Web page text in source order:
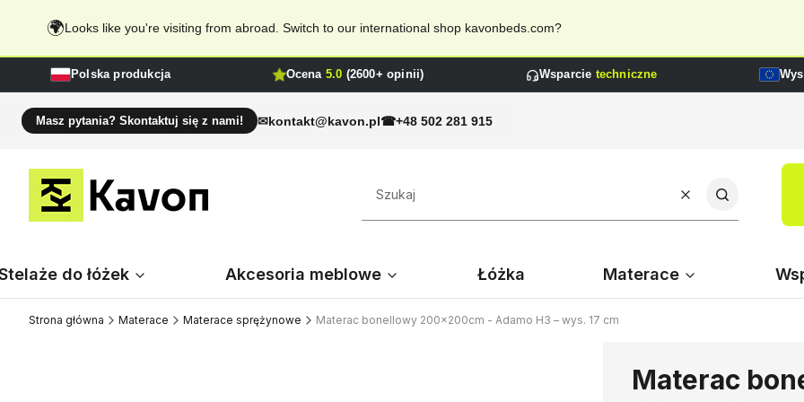
🌍Looks like you're visiting from abroad. Switch to our international shop kavonbeds.com?
Polska produkcja Ocena 5.0 (2600+ opinii) Wsparcie techniczne
Masz pytania? Skontaktuj się z nami! kontakt@kavon.pl +48 502 281 915
WyczyśćSzukaj
do łóżek Akcesoria meblowe Łóżka Materace
Strona główna Materace Materace sprężynowe Materac bonellowy 200x200cm - Adamo H3 – wys. 17 cm
Materac